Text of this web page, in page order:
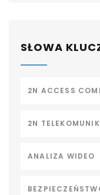
SŁOWA
2N ACCESS
2N
ANALIZA WIDEO